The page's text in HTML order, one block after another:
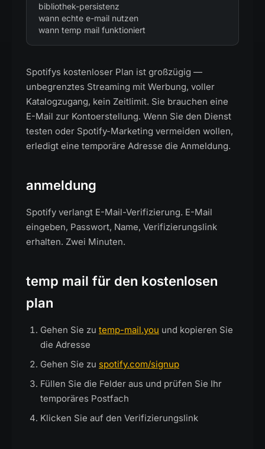
bibliothek-persistenz
wann echte e-mail nutzen
wann temp mail funktioniert
Spotifys kostenloser Plan ist großzügig —
unbegrenztes Streaming mit Werbung, voller
Katalogzugang, kein Zeitlimit. Sie brauchen eine
E-Mail zur Kontoerstellung. Wenn Sie den Dienst
testen oder Spotify-Marketing vermeiden wollen,
erledigt eine temporäre Adresse die Anmeldung.
anmeldung
Spotify verlangt E-Mail-Verifizierung. E-Mail
eingeben, Passwort, Name, Verifizierungslink
erhalten. Zwei Minuten.
temp mail für den kostenlosen
plan
Gehen Sie zu temp-mail.you und kopieren Sie
die Adresse
Gehen Sie zu spotify.com/signup
Füllen Sie die Felder aus und prüfen Sie Ihr
temporäres Postfach
Klicken Sie auf den Verifizierungslink